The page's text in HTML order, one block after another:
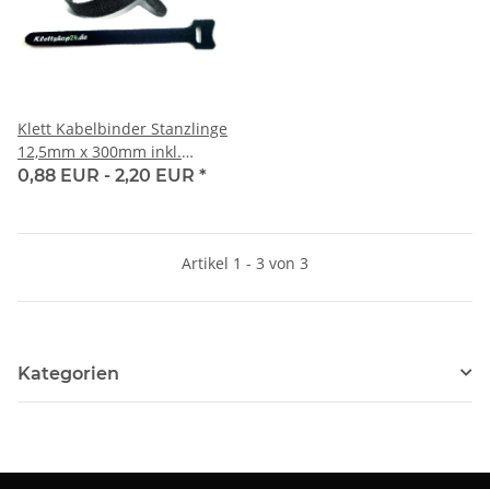
Klett Kabelbinder Stanzlinge
12,5mm x 300mm inkl.
LOGODRUCK
0,88 EUR - 2,20 EUR *
Artikel 1 - 3 von 3
Kategorien